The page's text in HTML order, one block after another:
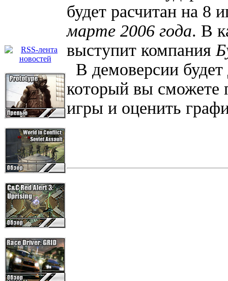
будет расчитан на 8
марте 2006 года. В
выступит компания
В демоверсии
который вы сможете
игры и оценить